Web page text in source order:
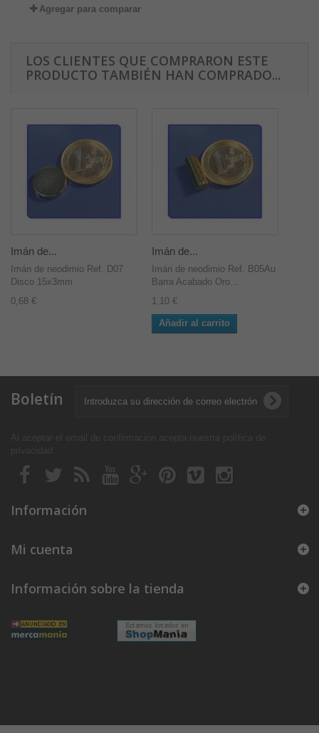
Agregar para comparar
LOS CLIENTES QUE COMPRARON ESTE
PRODUCTO TAMBIÉN HAN COMPRADO...
Imán de...
Imán de neodimio Ref. D07
Disco 15x3mm
0,68 €
Imán de...
Imán de neodimio Ref. B05Au
Barra Acabado Oro...
1,10 €
Añadir al carrito
Boletín
Información
Mi cuenta
Información sobre la tienda